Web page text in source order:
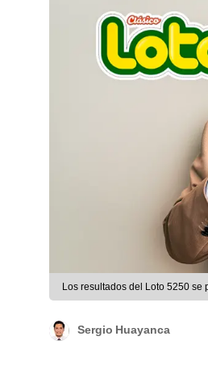
Los resultados del Loto 5250
Sergio Huayanca